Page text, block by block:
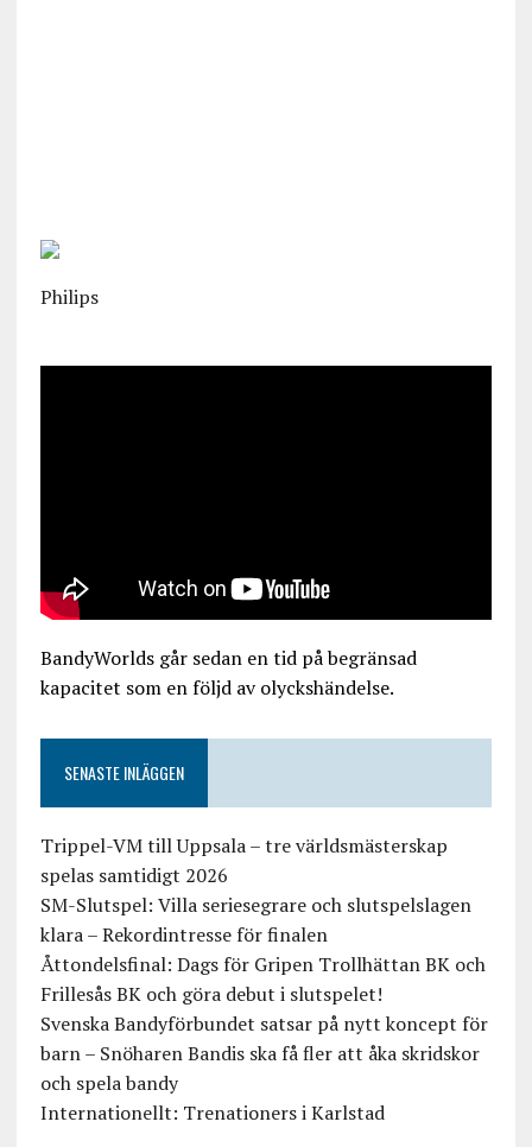
Philips
BandyWorlds går sedan en tid på begränsad
kapacitet som en följd av olyckshändelse.
SENASTE INLÄGGEN
Trippel-VM till Uppsala – tre världsmästerskap
spelas samtidigt 2026
SM-Slutspel: Villa seriesegrare och slutspelslagen
klara – Rekordintresse för finalen
Åttondelsfinal: Dags för Gripen Trollhättan BK och
Frillesås BK och göra debut i slutspelet!
Svenska Bandyförbundet satsar på nytt koncept för
barn – Snöharen Bandis ska få fler att åka skridskor
och spela bandy
Internationellt: Trenationers i Karlstad